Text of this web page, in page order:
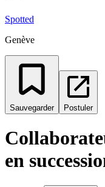
Spotted
Genève
Sauvegarder Postuler
en